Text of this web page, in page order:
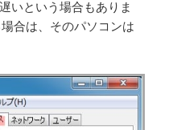
いという場合もありま
合は、そのパソコンは